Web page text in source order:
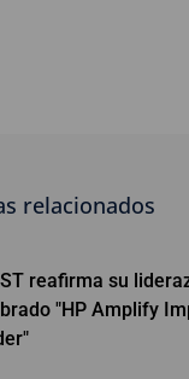
relacionados
reafirma su
"HP Amplify